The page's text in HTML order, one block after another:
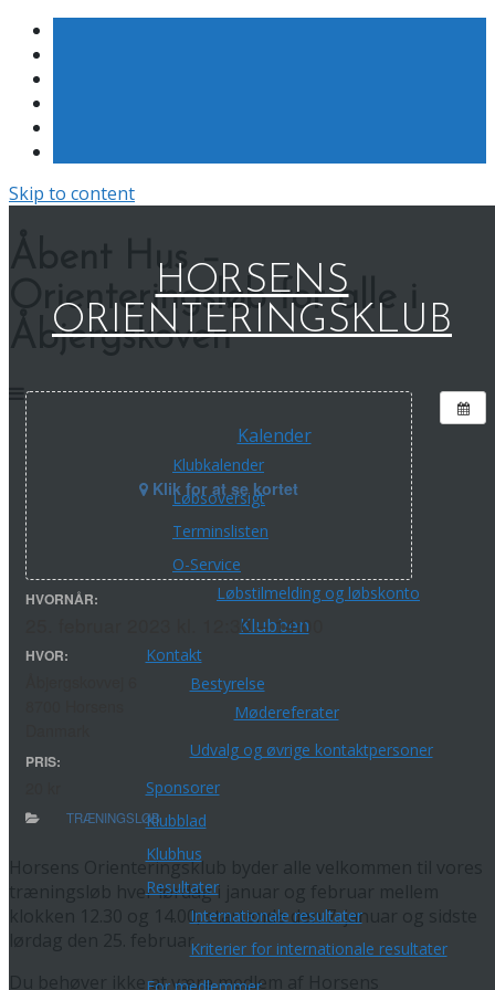
Skip to content
HORSENS
ORIENTERINGSKLUB
Kalender
Klubkalender
Løbsoversigt
Terminslisten
O-Service
Løbstilmelding og løbskonto
Klubben
Kontakt
Bestyrelse
Mødereferater
Udvalg og øvrige kontaktpersoner
Sponsorer
Klubblad
Klubhus
Resultater
Internationale resultater
Kriterier for internationale resultater
Åbent Hus –
Orienteringsløb for alle i
Åbjergskoven
Klik for at se kortet
HVORNÅR:
25. februar 2023 kl. 12:30 – 14:00
HVOR:
PRIS:
TRÆNINGSLØB
Horsens Orienteringsklub byder alle velkommen til vores
træningsløb hver lørdag i januar og februar mellem
klokken 12.30 og 14.00, startende den 7. januar og sidste
lørdag den 25. februar.
Du behøver ikke at være medlem af Horsens